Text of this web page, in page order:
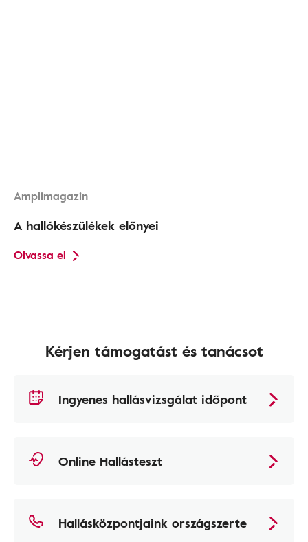
Amplimagazin
A hallókészülékek előnyei
Olvassa el
Kérjen támogatást és tanácsot
Ingyenes hallásvizsgálat időpont
Online Hallásteszt
Hallásközpontjaink országszerte